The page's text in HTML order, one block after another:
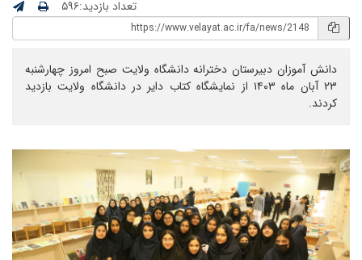
تعداد بازدید:۵۹۶
دانش آموزان دبیرستان دخترانه دانشگاه ولایت صبح امروز چهارشنبه
۲۳ آبان ماه ۱۴۰۳ از نمایشگاه کتاب دایر در دانشگاه ولایت بازدید
کردند.